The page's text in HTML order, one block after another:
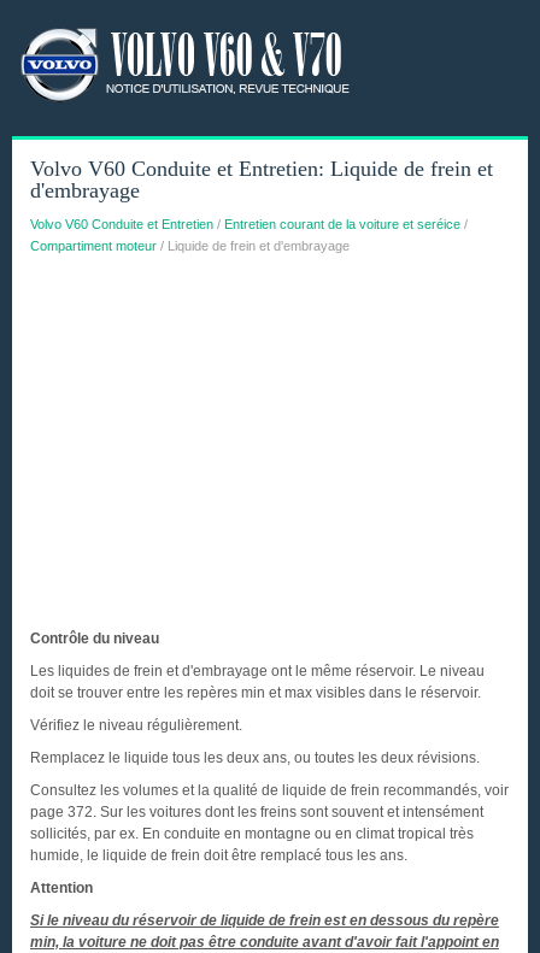
Volvo V60 Conduite et Entretien: Liquide de frein et
d'embrayage
Volvo V60 Conduite et Entretien / Entretien courant de la voiture et seréice /
Compartiment moteur / Liquide de frein et d'embrayage
Contrôle du niveau
Les liquides de frein et d'embrayage ont le même réservoir. Le niveau
doit se trouver entre les repères min et max visibles dans le réservoir.
Vérifiez le niveau régulièrement.
Remplacez le liquide tous les deux ans, ou toutes les deux révisions.
Consultez les volumes et la qualité de liquide de frein recommandés, voir
page 372. Sur les voitures dont les freins sont souvent et intensément
sollicités, par ex. En conduite en montagne ou en climat tropical très
humide, le liquide de frein doit être remplacé tous les ans.
Attention
Si le niveau du réservoir de liquide de frein est en dessous du repère
min, la voiture ne doit pas être conduite avant d'avoir fait l'appoint en